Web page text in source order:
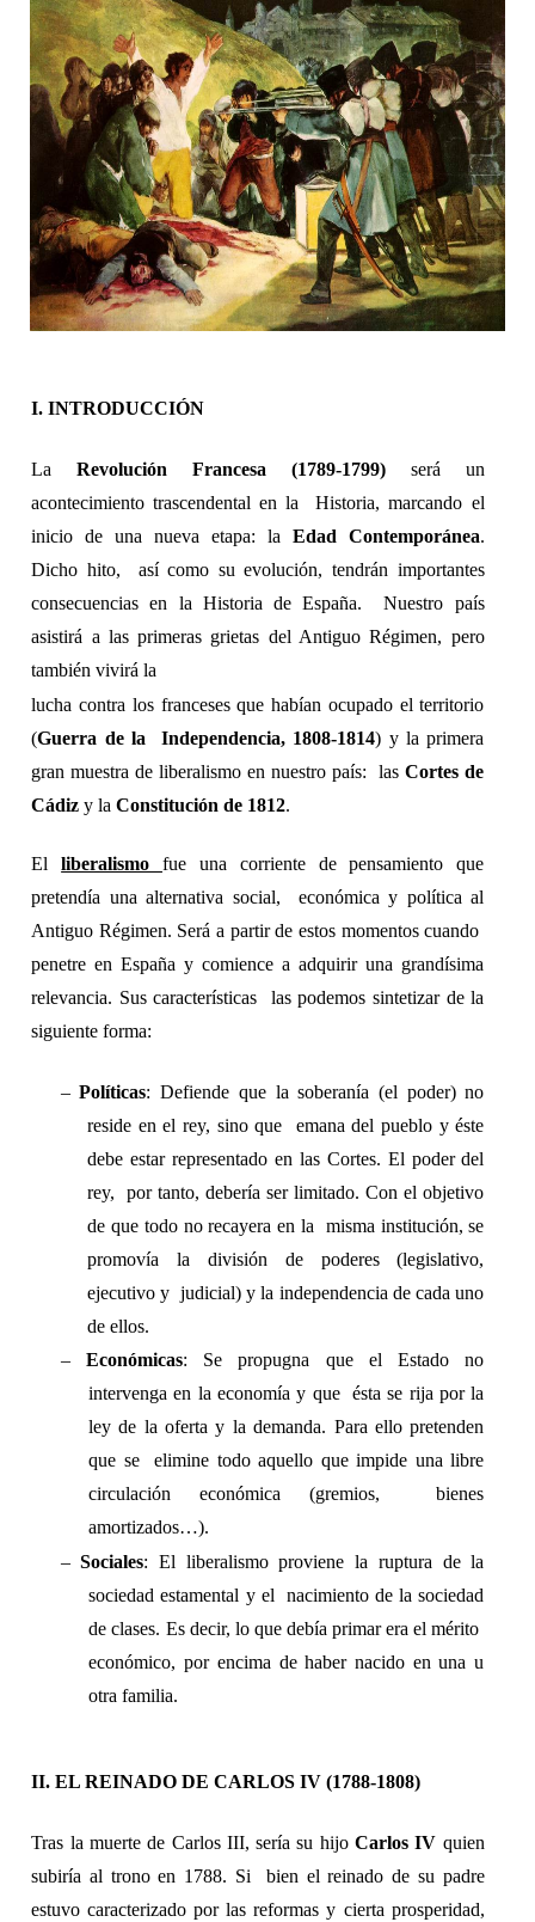
I. INTRODUCCIÓN
La Revolución Francesa (1789-1799) será un
acontecimiento trascendental en la  Historia, marcando el
inicio de una nueva etapa: la Edad Contemporánea.
Dicho hito,  así como su evolución, tendrán importantes
consecuencias en la Historia de España.  Nuestro país
asistirá a las primeras grietas del Antiguo Régimen, pero
también vivirá la
lucha contra los franceses que habían ocupado el territorio
(Guerra de la  Independencia, 1808-1814) y la primera
gran muestra de liberalismo en nuestro país:  las Cortes de
Cádiz y la Constitución de 1812.
El liberalismo fue una corriente de pensamiento que
pretendía una alternativa social,  económica y política al
Antiguo Régimen. Será a partir de estos momentos cuando
penetre en España y comience a adquirir una grandísima
relevancia. Sus características  las podemos sintetizar de la
siguiente forma:
– Políticas: Defiende que la soberanía (el poder) no
reside en el rey, sino que  emana del pueblo y éste
debe estar representado en las Cortes. El poder del
rey,  por tanto, debería ser limitado. Con el objetivo
de que todo no recayera en la  misma institución, se
promovía la división de poderes (legislativo,
ejecutivo y  judicial) y la independencia de cada uno
de ellos.
– Económicas: Se propugna que el Estado no
intervenga en la economía y que  ésta se rija por la
ley de la oferta y la demanda. Para ello pretenden
que se  elimine todo aquello que impide una libre
circulación económica (gremios,  bienes
amortizados…).
– Sociales: El liberalismo proviene la ruptura de la
sociedad estamental y el  nacimiento de la sociedad
de clases. Es decir, lo que debía primar era el mérito
económico, por encima de haber nacido en una u
otra familia.
II. EL REINADO DE CARLOS IV (1788-1808)
Tras la muerte de Carlos III, sería su hijo Carlos IV quien
subiría al trono en 1788. Si  bien el reinado de su padre
estuvo caracterizado por las reformas y cierta prosperidad,